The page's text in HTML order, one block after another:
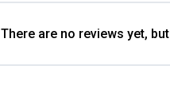
There are no reviews yet,